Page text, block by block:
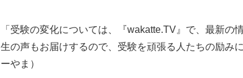
「受験の変化については、『wakatte.TV』で、最新の
生の声もお届けするので、受験を頑張る人たちの励み
ーやま）